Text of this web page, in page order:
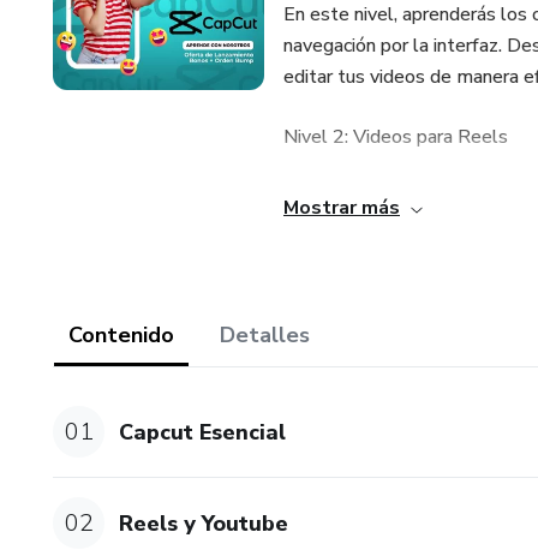
En este nivel, aprenderás los
navegación por la interfaz.
editar tus videos de manera
Nivel 2: Videos para Reels
Aprende a crear videos
Nivel 3: Videos Publicitarios
estructurar tus anuncios,
y convincente a tu audiencia.
Mostrar más
Contenido Detalles
01 Capcut Esencial
02 Reels y Youtube